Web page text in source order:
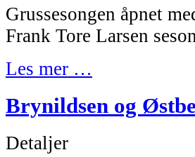
Grussesongen åpnet
Frank Tore Larsen
Les mer …
Brynildsen og
Detaljer